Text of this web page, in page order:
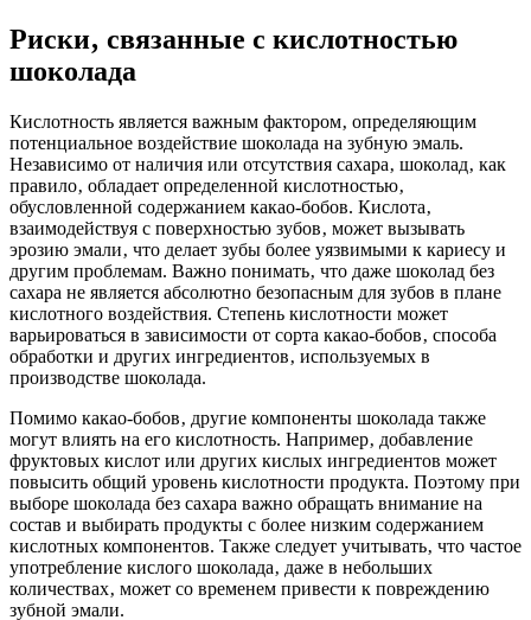
Риски‚ связанные с кислотностью
шоколада
Кислотность является важным фактором‚ определяющим
потенциальное воздействие шоколада на зубную эмаль.
Независимо от наличия или отсутствия сахара‚ шоколад‚ как
правило‚ обладает определенной кислотностью‚
обусловленной содержанием какао-бобов. Кислота‚
взаимодействуя с поверхностью зубов‚ может вызывать
эрозию эмали‚ что делает зубы более уязвимыми к кариесу и
другим проблемам. Важно понимать‚ что даже шоколад без
сахара не является абсолютно безопасным для зубов в плане
кислотного воздействия. Степень кислотности может
варьироваться в зависимости от сорта какао-бобов‚ способа
обработки и других ингредиентов‚ используемых в
производстве шоколада.
Помимо какао-бобов‚ другие компоненты шоколада также
могут влиять на его кислотность. Например‚ добавление
фруктовых кислот или других кислых ингредиентов может
повысить общий уровень кислотности продукта. Поэтому при
выборе шоколада без сахара важно обращать внимание на
состав и выбирать продукты с более низким содержанием
кислотных компонентов. Также следует учитывать‚ что частое
употребление кислого шоколада‚ даже в небольших
количествах‚ может со временем привести к повреждению
зубной эмали.